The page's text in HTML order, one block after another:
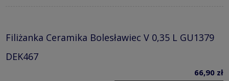
Filiżanka Ceramika Bolesławiec V 0,35 L GU1379
DEK467
66,90 zł